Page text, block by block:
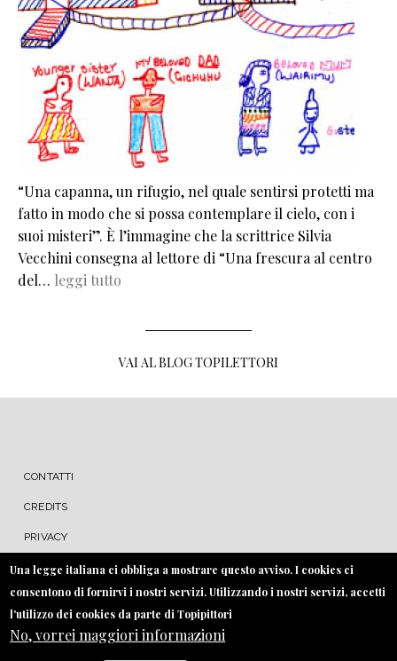
“Una capanna, un rifugio, nel quale sentirsi protetti ma
fatto in modo che si possa contemplare il cielo, con i
suoi misteri”. È l’immagine che la scrittrice Silvia
Vecchini consegna al lettore di “Una frescura al centro
del… leggi tutto
VAI AL BLOG TOPILETTORI
MENU FOOTER
CONTATTI
CREDITS
PRIVACY
COOKIE
Una legge italiana ci obbliga a mostrare questo avviso. I cookies ci
consentono di fornirvi i nostri servizi. Utilizzando i nostri servizi, accetti
l'utilizzo dei cookies da parte di Topipittori
No, vorrei maggiori informazioni